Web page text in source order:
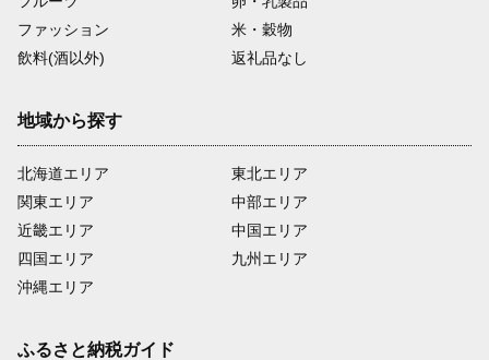
ファッション
米・穀物
飲料(酒以外)
返礼品なし
地域から探す
北海道エリア
関東エリア
近畿エリア
四国エリア
沖縄エリア
東北エリア
中部エリア
中国エリア
九州エリア
ふるさと納税ガイド